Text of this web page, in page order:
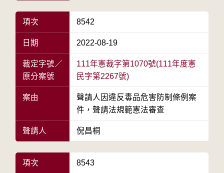
項次 8542
日期 2022-08-19
裁定字號／
原分案號
111年憲裁字第1070號(111年度憲
民字第2267號)
案由
聲請人因違反毒品危害防制條例案
件，聲請法規範憲法審查
聲請人 倪昌桐
項次 8543